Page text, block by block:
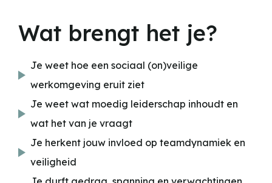
Wat brengt het je?
Je weet hoe een sociaal (on)veilige
werkomgeving eruit ziet
Je weet wat moedig leiderschap inhoudt en
wat het van je vraagt
Je herkent jouw invloed op teamdynamiek en
veiligheid